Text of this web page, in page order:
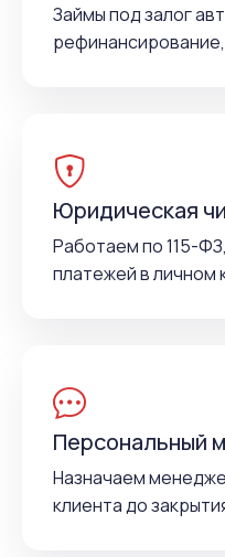
Займы под залог
Юридическая
Работаем по 115-
платежей в личном
Персональный
Назначаем
клиента до